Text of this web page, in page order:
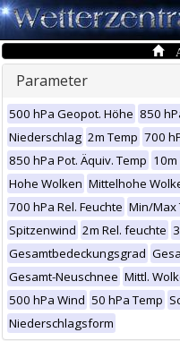
Parameter
500 hPa Geopot. Höhe 850
Niederschlag 2m Temp 700
850 hPa Pot. Äquiv. Temp 10m
Hohe Wolken Mittelhohe
700 hPa Rel. Feuchte Min/Max
Spitzenwind 2m Rel. feuchte
Gesamtbedeckungsgrad
Gesamt-Neuschnee Mittl.
500 hPa Wind 50 hPa Temp
Niederschlagsform